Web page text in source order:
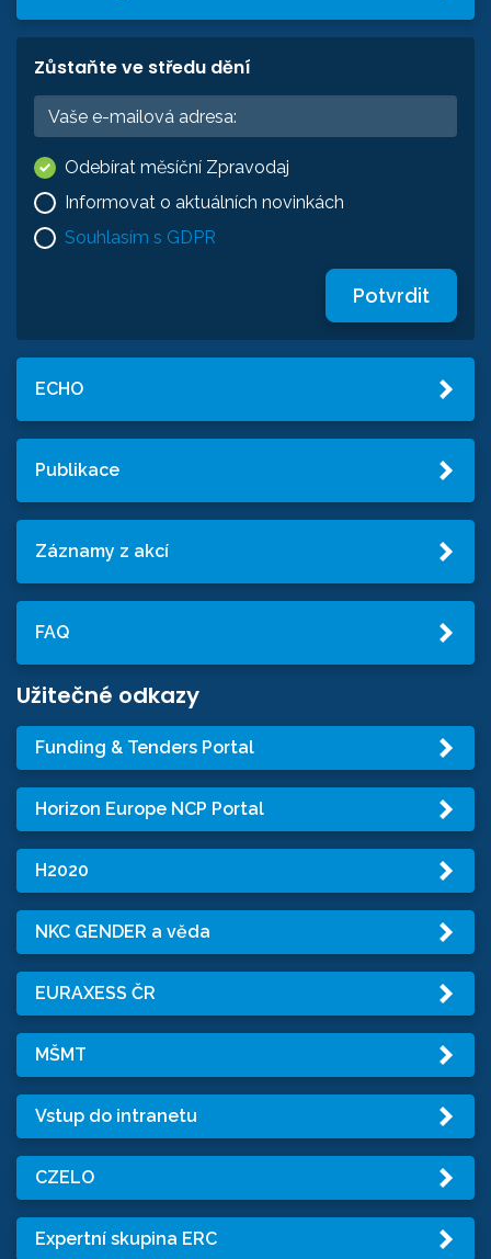
Zůstaňte ve středu dění
Odebírat měsíční Zpravodaj
Informovat o aktuálních novinkách
Souhlasím s GDPR
Potvrdit
ECHO
Publikace
Záznamy z akcí
FAQ
Užitečné odkazy
Funding & Tenders Portal
Horizon Europe NCP Portal
H2020
NKC GENDER a věda
EURAXESS ČR
MŠMT
Vstup do intranetu
CZELO
Expertní skupina ERC